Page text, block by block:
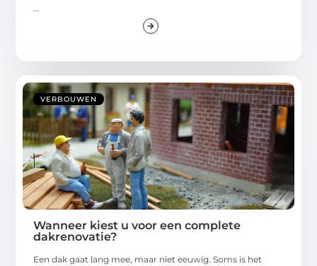
...
VERBOUWEN
Wanneer kiest u voor een complete
dakrenovatie?
Een dak gaat lang mee, maar niet eeuwig. Soms is het